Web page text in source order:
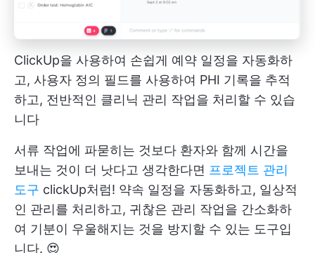
ClickUp을 사용하여 손쉽게 예약 일정을 자동화하
고, 사용자 정의 필드를 사용하여 PHI 기록을 추적
하고, 전반적인 클리닉 관리 작업을 처리할 수 있습
니다
서류 작업에 파묻히는 것보다 환자와 함께 시간을
보내는 것이 더 낫다고 생각한다면 프로젝트 관리
도구 clickUp처럼! 약속 일정을 자동화하고, 일상적
인 관리를 처리하고, 귀찮은 관리 작업을 간소화하
여 기분이 우울해지는 것을 방지할 수 있는 도구입
니다. 😍